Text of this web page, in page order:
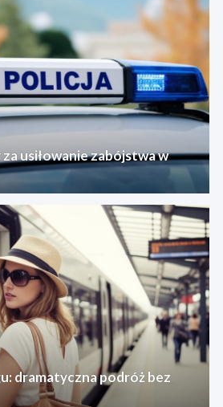
usiłowanie zabójstwa w
dramatyczna podróż bez